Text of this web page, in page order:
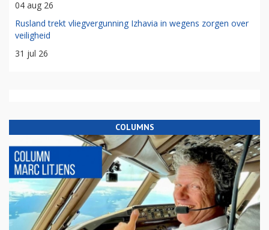
04 aug 26
Rusland trekt vliegvergunning Izhavia in wegens zorgen over
veiligheid
31 jul 26
COLUMNS